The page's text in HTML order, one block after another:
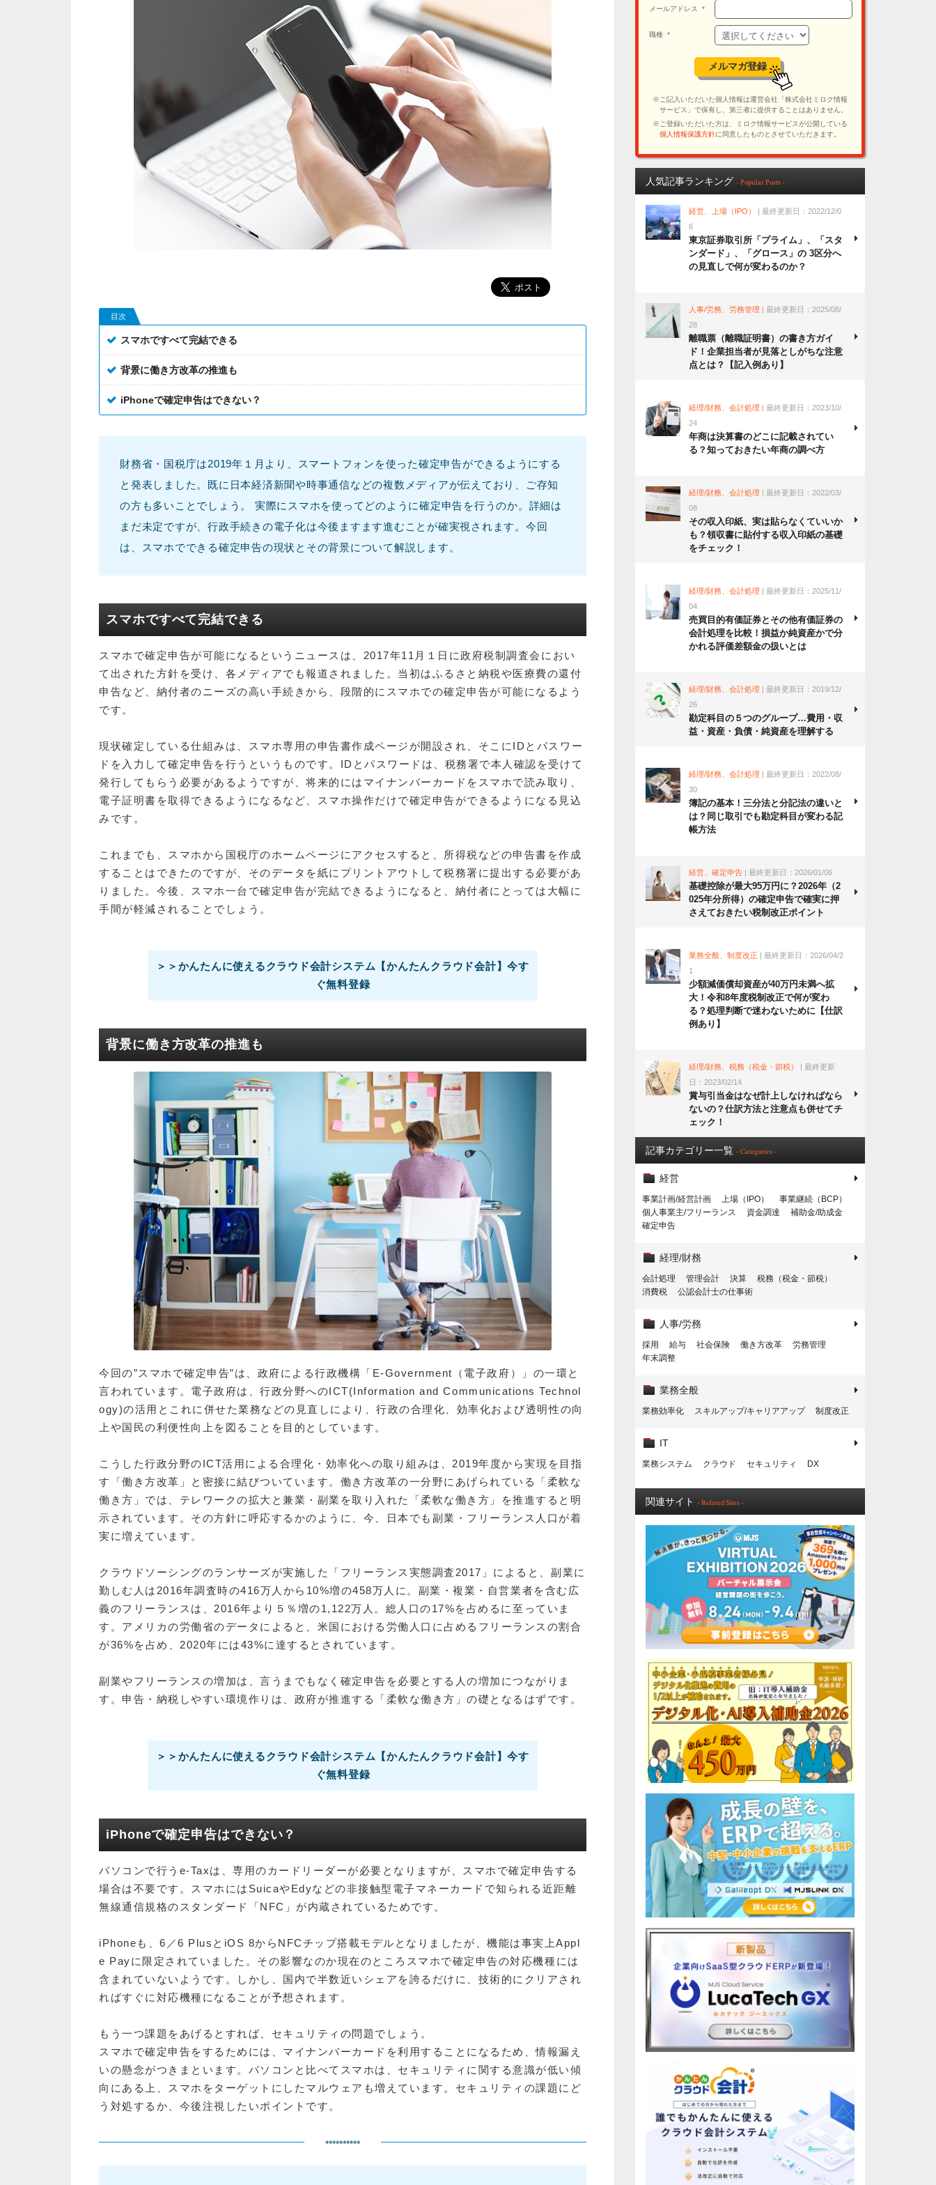
目次
スマホですべて完結できる
背景に働き方改革の推進も
iPhoneで確定申告はできない？
財務省・国税庁は2019年１月より、スマートフォンを使った確定申告ができるようにする
と発表しました。既に日本経済新聞や時事通信などの複数メディアが伝えており、ご存知
の方も多いことでしょう。 実際にスマホを使ってどのように確定申告を行うのか。詳細は
まだ未定ですが、行政手続きの電子化は今後ますます進むことが確実視されます。今回
は、スマホでできる確定申告の現状とその背景について解説します。
スマホですべて完結できる
スマホで確定申告が可能になるというニュースは、2017年11月１日に政府税制調査会におい
て出された方針を受け、各メディアでも報道されました。当初はふるさと納税や医療費の還付
申告など、納付者のニーズの高い手続きから、段階的にスマホでの確定申告が可能になるよう
です。
現状確定している仕組みは、スマホ専用の申告書作成ページが開設され、そこにIDとパスワー
ドを入力して確定申告を行うというものです。IDとパスワードは、税務署で本人確認を受けて
発行してもらう必要があるようですが、将来的にはマイナンバーカードをスマホで読み取り、
電子証明書を取得できるようになるなど、スマホ操作だけで確定申告ができるようになる見込
みです。
これまでも、スマホから国税庁のホームページにアクセスすると、所得税などの申告書を作成
することはできたのですが、そのデータを紙にプリントアウトして税務署に提出する必要があ
りました。今後、スマホ一台で確定申告が完結できるようになると、納付者にとっては大幅に
手間が軽減されることでしょう。
＞＞かんたんに使えるクラウド会計システム【かんたんクラウド会計】今す
ぐ無料登録
背景に働き方改革の推進も
今回の”スマホで確定申告”は、政府による行政機構「E-Government（電子政府）」の一環と
言われています。電子政府は、行政分野へのICT(Information and Communications Technol
ogy)の活用とこれに併せた業務などの見直しにより、行政の合理化、効率化および透明性の向
上や国民の利便性向上を図ることを目的としています。
こうした行政分野のICT活用による合理化・効率化への取り組みは、2019年度から実現を目指
す「働き方改革」と密接に結びついています。働き方改革の一分野にあげられている「柔軟な
働き方」では、テレワークの拡大と兼業・副業を取り入れた「柔軟な働き方」を推進すると明
示されています。その方針に呼応するかのように、今、日本でも副業・フリーランス人口が着
実に増えています。
クラウドソーシングのランサーズが実施した「フリーランス実態調査2017」によると、副業に
勤しむ人は2016年調査時の416万人から10%増の458万人に。副業・複業・自営業者を含む広
義のフリーランスは、2016年より５％増の1,122万人。総人口の17%を占めるに至っていま
す。アメリカの労働省のデータによると、米国における労働人口に占めるフリーランスの割合
が36%を占め、2020年には43%に達するとされています。
副業やフリーランスの増加は、言うまでもなく確定申告を必要とする人の増加につながりま
す。申告・納税しやすい環境作りは、政府が推進する「柔軟な働き方」の礎となるはずです。
＞＞かんたんに使えるクラウド会計システム【かんたんクラウド会計】今す
ぐ無料登録
iPhoneで確定申告はできない？
パソコンで行うe-Taxは、専用のカードリーダーが必要となりますが、スマホで確定申告する
場合は不要です。スマホにはSuicaやEdyなどの非接触型電子マネーカードで知られる近距離
無線通信規格のスタンダード「NFC」が内蔵されているためです。
iPhoneも、6／6 PlusとiOS 8からNFCチップ搭載モデルとなりましたが、機能は事実上Appl
e Payに限定されていました。その影響なのか現在のところスマホで確定申告の対応機種には
含まれていないようです。しかし、国内で半数近いシェアを誇るだけに、技術的にクリアされ
ればすぐに対応機種になることが予想されます。
もう一つ課題をあげるとすれば、セキュリティの問題でしょう。
スマホで確定申告をするためには、マイナンバーカードを利用することになるため、情報漏え
いの懸念がつきまといます。パソコンと比べてスマホは、セキュリティに関する意識が低い傾
向にある上、スマホをターゲットにしたマルウェアも増えています。セキュリティの課題にど
う対処するか、今後注視したいポイントです。
**********
人気記事ランキング - Popular Posts -
経営、上場（IPO）
| 最終更新日：2022/12/0
6
東京証券取引所「プライム」、「スタ
ンダード」、「グロース」の 3区分へ
の見直しで何が変わるのか？
人事/労務、労務管理 | 最終更新日：2025/08/
28
離職票（離職証明書）の書き方ガイ
ド！企業担当者が見落としがちな注意
点とは？【記入例あり】
経理/財務、会計処理 | 最終更新日：2023/10/
24
年商は決算書のどこに記載されてい
る？知っておきたい年商の調べ方
経理/財務、会計処理 | 最終更新日：2022/03/
08
その収入印紙、実は貼らなくていいか
も？領収書に貼付する収入印紙の基礎
をチェック！
経理/財務、会計処理 | 最終更新日：2025/11/
04
売買目的有価証券とその他有価証券の
会計処理を比較！損益か純資産かで分
かれる評価差額金の扱いとは
経理/財務、会計処理 | 最終更新日：2019/12/
26
勘定科目の５つのグループ…費用・収
益・資産・負債・純資産を理解する
経理/財務、会計処理 | 最終更新日：2022/08/
30
簿記の基本！三分法と分記法の違いと
は？同じ取引でも勘定科目が変わる記
帳方法
経営、確定申告 | 最終更新日：2026/01/06
基礎控除が最大95万円に？2026年（2
025年分所得）の確定申告で確実に押
さえておきたい税制改正ポイント
業務全般、制度改正 | 最終更新日：2026/04/2
1
少額減価償却資産が40万円未満へ拡
大！令和8年度税制改正で何が変わ
る？処理判断で迷わないために【仕訳
例あり】
経理/財務、税務（税金・節税）
| 最終更新
日：2023/02/14
賞与引当金はなぜ計上しなければなら
ないの？仕訳方法と注意点も併せてチ
ェック！
記事カテゴリー一覧 - Categories -
経営
事業計画/経営計画 上場（IPO）
事業継続（BCP）
個人事業主/フリーランス
資金調達
補助金/助成金
確定申告
経理/財務
会計処理 管理会計 決算
税務（税金・節税）
消費税
公認会計士の仕事術
人事/労務
採用 給与 社会保険 働き方改革
労務管理
年末調整
業務全般
業務効率化 スキルアップ/キャリアアップ 制度改正
IT
業務システム クラウド セキュリティ DX
関連サイト - Related Sites -